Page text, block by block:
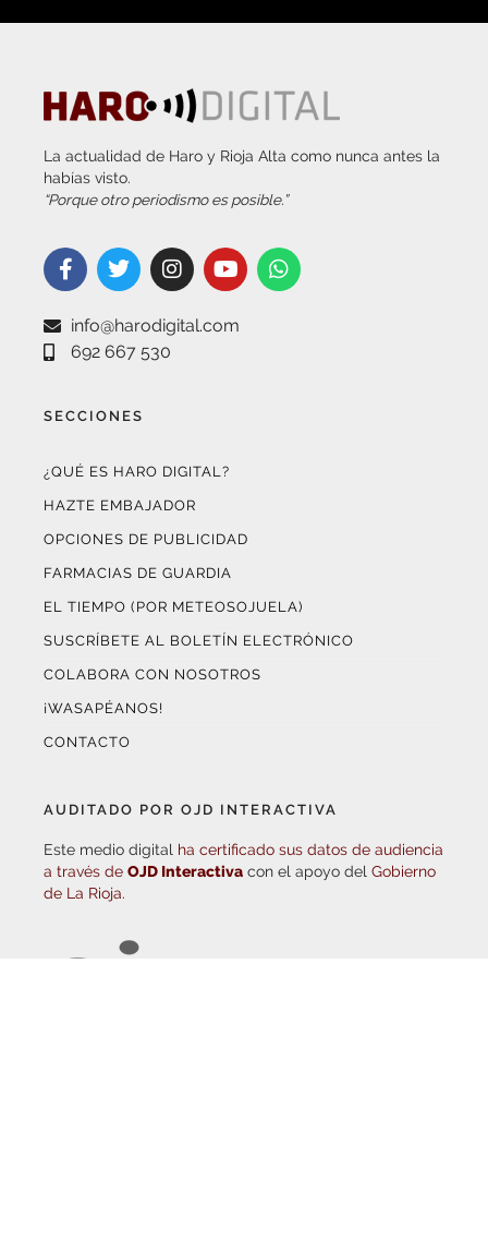
La actualidad de Haro y Rioja Alta como nunca antes la
habías visto.
“Porque otro periodismo es posible.”
info@harodigital.com
692 667 530
SECCIONES
¿QUÉ ES HARO DIGITAL?
HAZTE EMBAJADOR
OPCIONES DE PUBLICIDAD
FARMACIAS DE GUARDIA
EL TIEMPO (POR METEOSOJUELA)
SUSCRÍBETE AL BOLETÍN ELECTRÓNICO
COLABORA CON NOSOTROS
¡WASAPÉANOS!
CONTACTO
AUDITADO POR OJD INTERACTIVA
Este medio digital ha certificado sus datos de audiencia
a través de OJD Interactiva con el apoyo del Gobierno
de La Rioja.